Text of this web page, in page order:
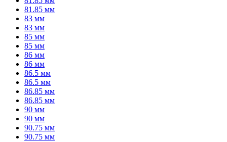
81.85 мм
83 мм
83 мм
85 мм
85 мм
86 мм
86 мм
86.5 мм
86.5 мм
86.85 мм
86.85 мм
90 мм
90 мм
90.75 мм
90.75 мм